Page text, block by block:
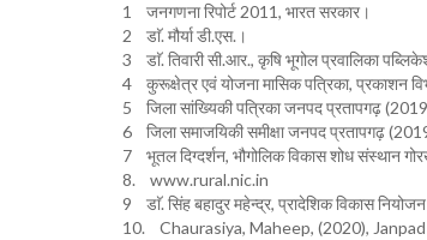
1 जनगणना रिपोर्ट 2011, भारत सरकार।
2 डाॅ. मौर्या डी.एस.।
3 डाॅ. तिवारी सी.आर., कृषि भूगोल प्रवालिका
4 कुरूक्षेत्र एवं योजना मासिक पत्रिका, प्रकाशन
5 जिला सांख्यिकी पत्रिका जनपद प्रतापगढ़
6 जिला समाजयिकी समीक्षा जनपद प्रतापगढ़
7 भूतल दिग्दर्शन, भौगोलिक विकास शोध संस्थान
8. www.rural.nic.in
9 डाॅ. सिंह बहादुर महेन्द्र, प्रादेशिक विकास
10. Chaurasiya, Maheep, (2020),